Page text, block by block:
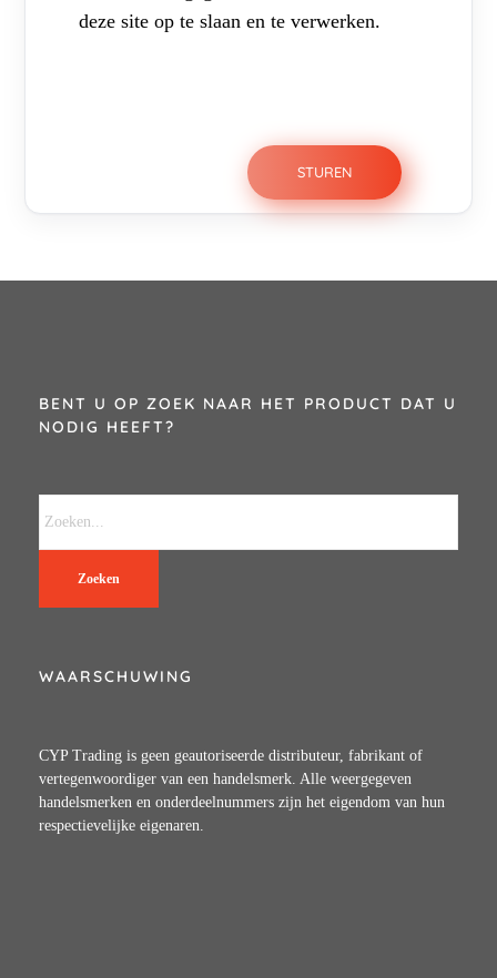
deze site op te slaan en te verwerken.
BENT U OP ZOEK NAAR HET PRODUCT DAT U
NODIG HEEFT?
Zoeken
WAARSCHUWING
CYP Trading is geen geautoriseerde distributeur, fabrikant of
vertegenwoordiger van een handelsmerk. Alle weergegeven
handelsmerken en onderdeelnummers zijn het eigendom van hun
respectievelijke eigenaren.